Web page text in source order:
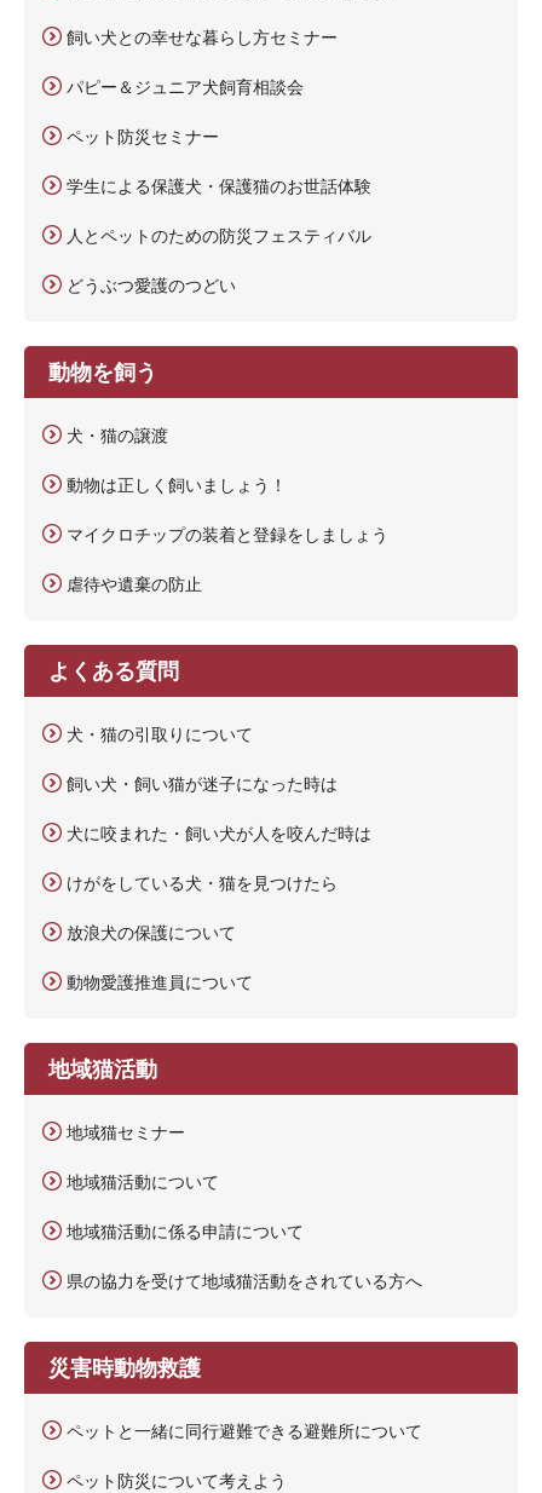
飼い犬との幸せな暮らし方セミナー
パピー＆ジュニア犬飼育相談会
ペット防災セミナー
学生による保護犬・保護猫のお世話体験
人とペットのための防災フェスティバル
どうぶつ愛護のつどい
動物を飼う
犬・猫の譲渡
動物は正しく飼いましょう！
マイクロチップの装着と登録をしましょう
虐待や遺棄の防止
よくある質問
犬・猫の引取りについて
飼い犬・飼い猫が迷子になった時は
犬に咬まれた・飼い犬が人を咬んだ時は
けがをしている犬・猫を見つけたら
放浪犬の保護について
動物愛護推進員について
地域猫活動
地域猫セミナー
地域猫活動について
地域猫活動に係る申請について
県の協力を受けて地域猫活動をされている方へ
災害時動物救護
ペットと一緒に同行避難できる避難所について
ペット防災について考えよう